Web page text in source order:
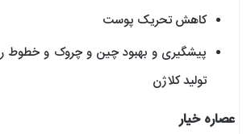
کاهش تحریک پوست
پیشگیری و بهبود چین و چروک و خطوط
تولید کلاژن
عصاره خیار